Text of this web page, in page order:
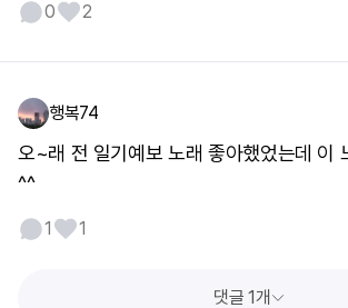
0 2
행복74
오~래 전 일기예보 노래 좋아했었는데 이
^^
1 1
댓글 1개